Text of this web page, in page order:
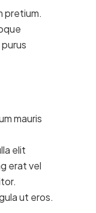
pretium.
mauris
elit
erat vel
ut eros.